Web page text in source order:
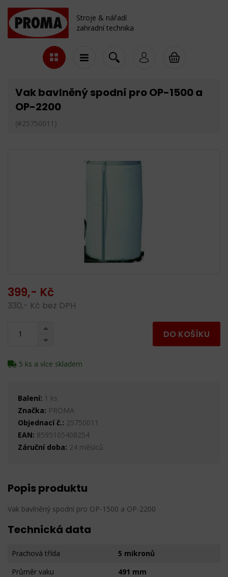
Stroje & nářadí
zahradní technika
Vak bavlněný spodní pro OP-1500 a
OP-2200
(#25750011)
399,- Kč
330,- Kč bez DPH
DO KOŠÍKU
5 ks a více skladem
Balení: 1 ks
Značka: PROMA
Objednací č.: 25750011
EAN: 8595105408254
Záruční doba: 24 měsíců
Popis produktu
Vak bavlněný spodní pro OP-1500 a OP-2200
Technická data
Prachová třída
5 mikronů
Průměr vaku
491 mm